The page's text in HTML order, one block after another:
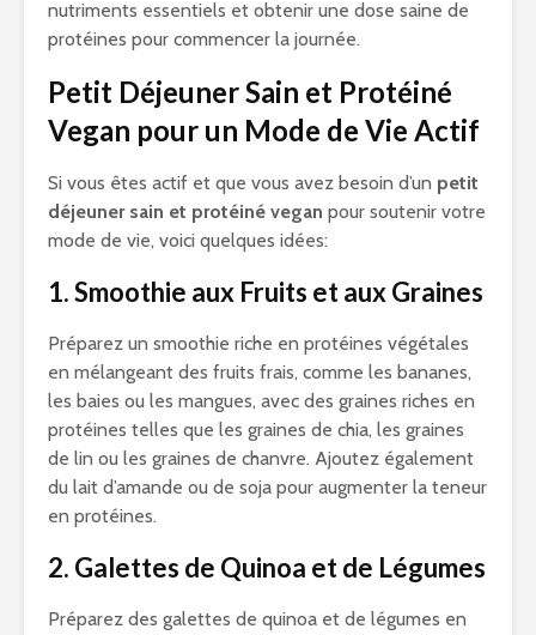
nutriments essentiels et obtenir une dose saine de
protéines pour commencer la journée.
Petit Déjeuner Sain et Protéiné
Vegan pour un Mode de Vie Actif
Si vous êtes actif et que vous avez besoin d’un petit
déjeuner sain et protéiné vegan pour soutenir votre
mode de vie, voici quelques idées:
1. Smoothie aux Fruits et aux Graines
Préparez un smoothie riche en protéines végétales
en mélangeant des fruits frais, comme les bananes,
les baies ou les mangues, avec des graines riches en
protéines telles que les graines de chia, les graines
de lin ou les graines de chanvre. Ajoutez également
du lait d’amande ou de soja pour augmenter la teneur
en protéines.
2. Galettes de Quinoa et de Légumes
Préparez des galettes de quinoa et de légumes en